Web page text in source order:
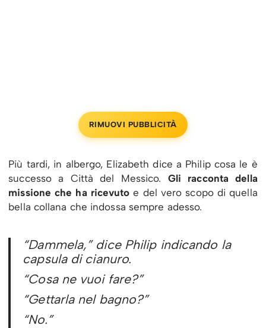
RIMUOVI PUBBLICITÀ
Più tardi, in albergo, Elizabeth dice a Philip cosa le è
successo a Città del Messico. Gli racconta della
missione che ha ricevuto e del vero scopo di quella
bella collana che indossa sempre adesso.
“Dammela,” dice Philip indicando la
capsula di cianuro.
“Cosa ne vuoi fare?”
“Gettarla nel bagno?”
“No.”